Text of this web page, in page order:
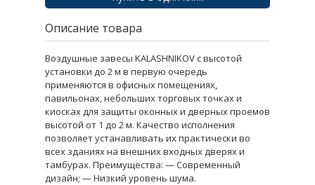
Описание товара
Воздушные завесы KALASHNIKOV с высотой
установки до 2 м в первую очередь
применяются в офисных помещениях,
павильонах, небольших торговых точках и
киосках для защиты оконных и дверных проемов
высотой от 1 до 2 м. Качество исполнения
позволяет устанавливать их практически во
всех зданиях на внешних входных дверях и
тамбурах. Преимущества: — Современный
дизайн; — Низкий уровень шума.